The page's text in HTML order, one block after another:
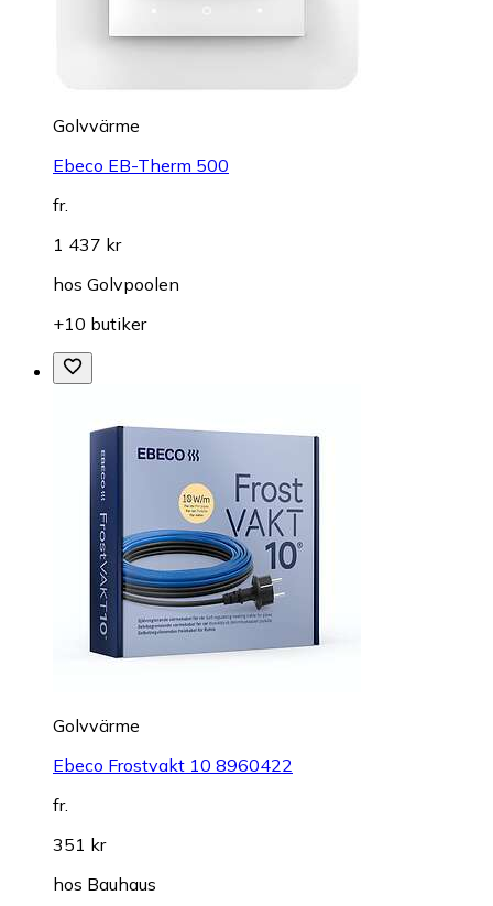
Golvvärme
Ebeco EB-Therm 500
fr.
1 437 kr
hos Golvpoolen
+10 butiker
Golvvärme
Ebeco Frostvakt 10 8960422
fr.
351 kr
hos Bauhaus